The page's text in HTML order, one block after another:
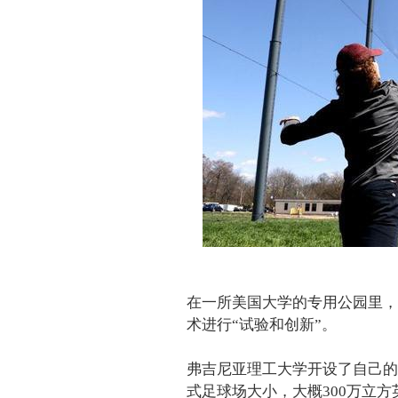
在一所美国大学的专用公园里
术进行“试验和创新”。
弗吉尼亚理工大学开设了自己
式足球场大小，大概300万立